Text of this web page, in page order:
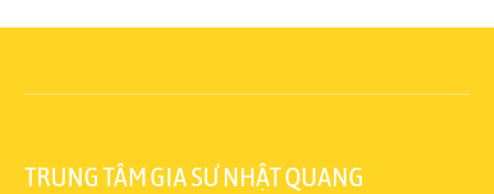
TRUNG TÂM GIA SƯ NHẬT QUANG